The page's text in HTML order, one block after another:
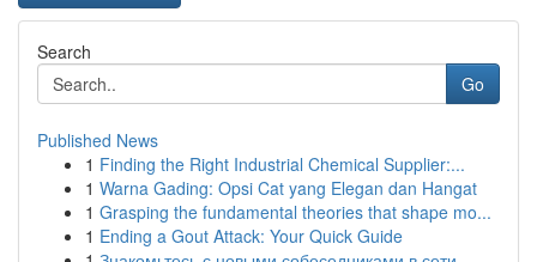
Search
Go
Published News
1 Finding the Right Industrial Chemical Supplier:...
1 Warna Gading: Opsi Cat yang Elegan dan Hangat
1 Grasping the fundamental theories that shape mo...
1 Ending a Gout Attack: Your Quick Guide